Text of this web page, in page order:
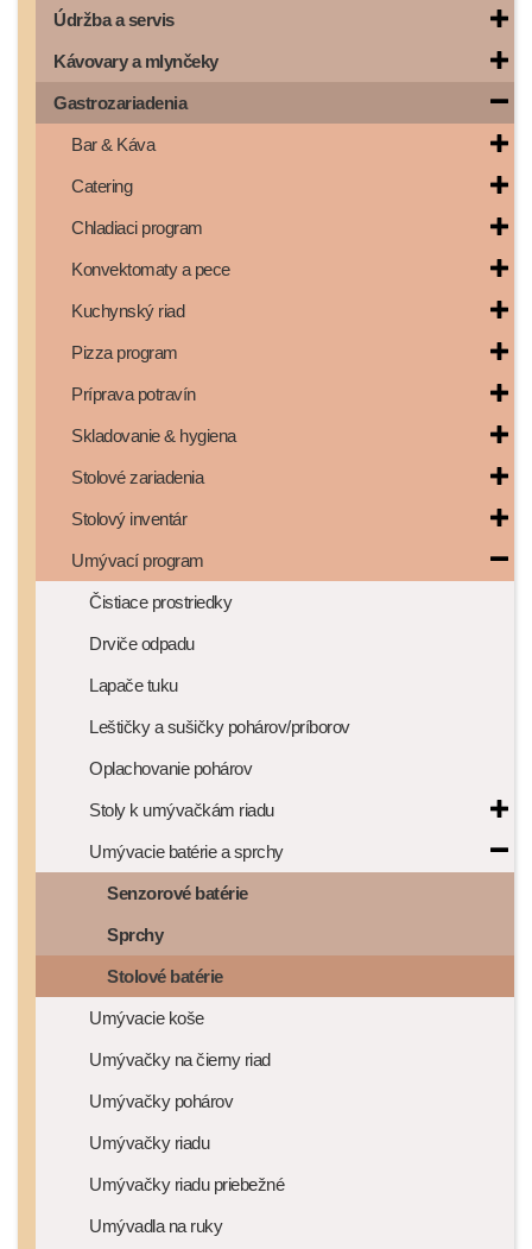
Údržba a servis
Kávovary a mlynčeky
Gastrozariadenia
Bar & Káva
Catering
Chladiaci program
Konvektomaty a pece
Kuchynský riad
Pizza program
Príprava potravín
Skladovanie & hygiena
Stolové zariadenia
Stolový inventár
Umývací program
Čistiace prostriedky
Drviče odpadu
Lapače tuku
Leštičky a sušičky pohárov/príborov
Oplachovanie pohárov
Stoly k umývačkám riadu
Umývacie batérie a sprchy
Senzorové batérie
Sprchy
Stolové batérie
Umývacie koše
Umývačky na čierny riad
Umývačky pohárov
Umývačky riadu
Umývačky riadu priebežné
Umývadla na ruky